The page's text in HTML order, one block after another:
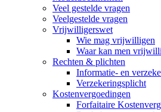
Veel gestelde vragen
Veelgestelde vragen
Vrijwilligerswet
Wie mag vrijwilligen
Waar kan men
Rechten & plichten
Informatie- en
Verzekeringsplicht
Kostenvergoedingen
Forfaitaire